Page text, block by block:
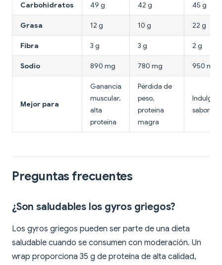
Carbohidratos 49 g 42 g 45 g
Grasa 12 g 10 g 22 g
Fibra 3 g 3 g 2 g
Sodio 890 mg 780 mg 950 mg
Mejor para
Ganancia
muscular,
alta
proteína
Pérdida de
peso,
proteína
magra
sabor
Preguntas frecuentes
¿Son saludables los gyros griegos?
Los gyros griegos pueden ser parte de una dieta
saludable cuando se consumen con moderación. Un
wrap proporciona 35 g de proteína de alta calidad,